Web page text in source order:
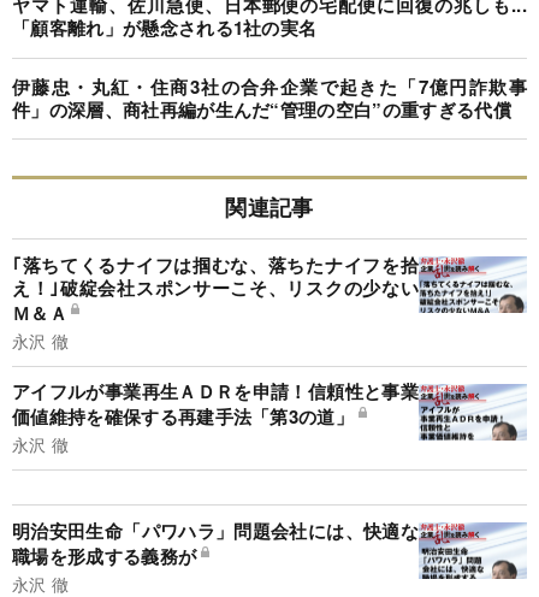
「顧客離れ」が懸念される1社の実名
伊藤忠・丸紅・住商3社の合弁企業で起きた「7億円詐欺事
件」の深層、商社再編が生んだ“管理の空白”の重すぎる代償
関連記事
｢落ちてくるナイフは掴むな、落ちたナイフを拾
え！｣破綻会社スポンサーこそ、リスクの少ない
Ｍ＆Ａ
永沢 徹
アイフルが事業再生ＡＤＲを申請！信頼性と事業
価値維持を確保する再建手法「第3の道」
永沢 徹
明治安田生命「パワハラ」問題会社には、快適な
職場を形成する義務が
永沢 徹